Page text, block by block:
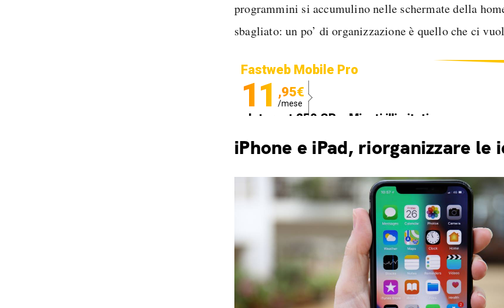
programmini si accumulino nelle schermate della
sbagliato: un po’ di organizzazione è quello che ci
Fastweb Mobile Pro
11 ,95€
/mese
Internet 250 GB e Minuti illimitati
iPhone e iPad, riorganizzare le